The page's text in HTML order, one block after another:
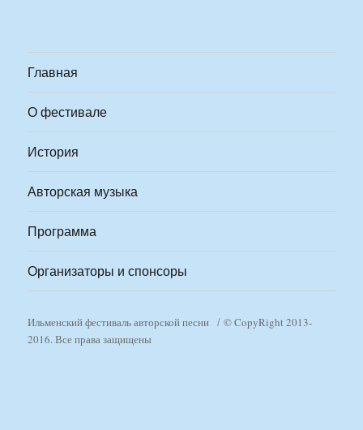
Главная
О фестивале
История
Авторская музыка
Программа
Организаторы и спонсоры
Ильменский фестиваль авторской песни
© CopyRight 2013-
2016. Все права защищены